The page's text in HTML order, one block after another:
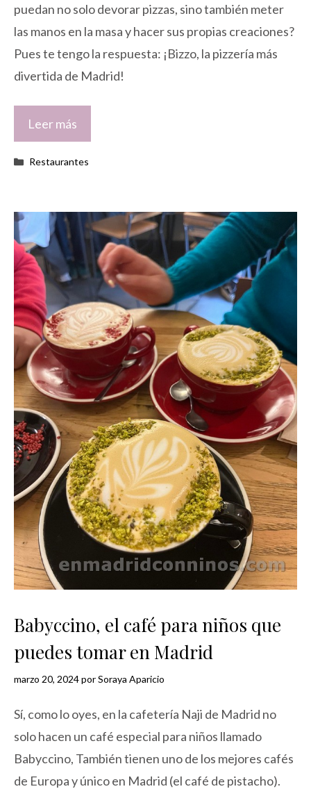
puedan no solo devorar pizzas, sino también meter
las manos en la masa y hacer sus propias creaciones?
Pues te tengo la respuesta: ¡Bizzo, la pizzería más
divertida de Madrid!
Leer más
Categorías
Restaurantes
Babyccino, el café para niños que
puedes tomar en Madrid
marzo 20, 2024porSoraya Aparicio
Sí, como lo oyes, en la cafetería Naji de Madrid no
solo hacen un café especial para niños llamado
Babyccino, También tienen uno de los mejores cafés
de Europa y único en Madrid (el café de pistacho).